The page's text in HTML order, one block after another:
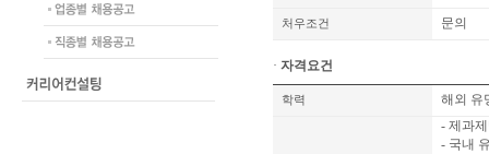
처우조건 문의
· 자격요건
학력 해외 유
- 제과
- 국내